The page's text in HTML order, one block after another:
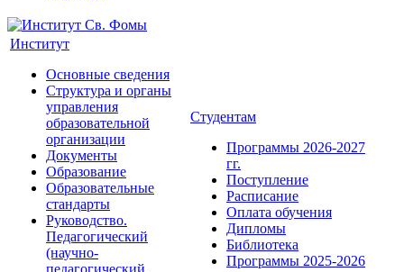
Институт
Основные сведения
Структура и органы
управления
образовательной
организации
Документы
Образование
Образовательные
стандарты
Руководство.
Педагогический
(научно-
педагогический
Студентам
Программы 2026-2027
гг.
Поступление
Расписание
Оплата обучения
Дипломы
Библиотека
Программы 2025-2026